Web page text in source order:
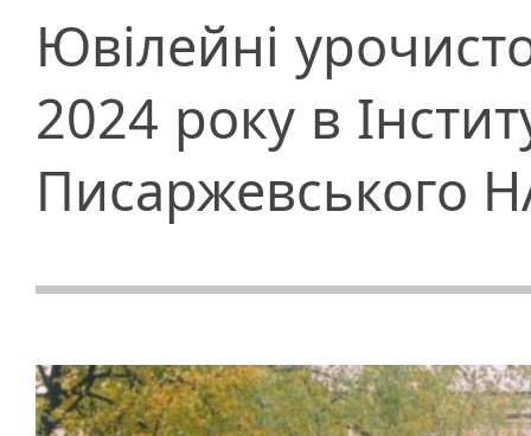
Ювілейні
2024 року в
Писаржевського